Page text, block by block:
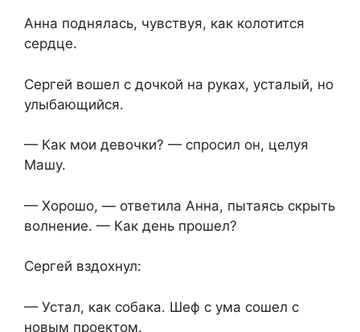
Анна поднялась, чувствуя, как колотится
сердце.
Сергей вошел с дочкой на руках, усталый, но
улыбающийся.
— Как мои девочки? — спросил он, целуя
Машу.
— Хорошо, — ответила Анна, пытаясь скрыть
волнение. — Как день прошел?
Сергей вздохнул:
— Устал, как собака. Шеф с ума сошел с
новым проектом.